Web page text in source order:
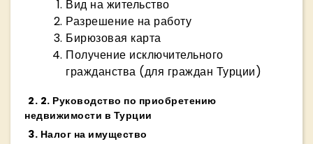
Вид на жительство
Разрешение на работу
Бирюзовая карта
Получение исключительного
гражданства (для граждан Турции)
2. 2. Руководство по приобретению
недвижимости в Турции
3. Налог на имущество